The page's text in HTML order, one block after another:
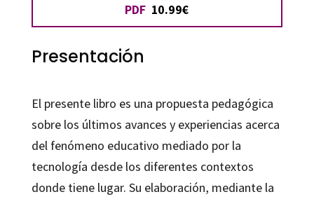
PDF 10.99€
Presentación
El presente libro es una propuesta pedagógica
sobre los últimos avances y experiencias acerca
del fenómeno educativo mediado por la
tecnología desde los diferentes contextos
donde tiene lugar. Su elaboración, mediante la